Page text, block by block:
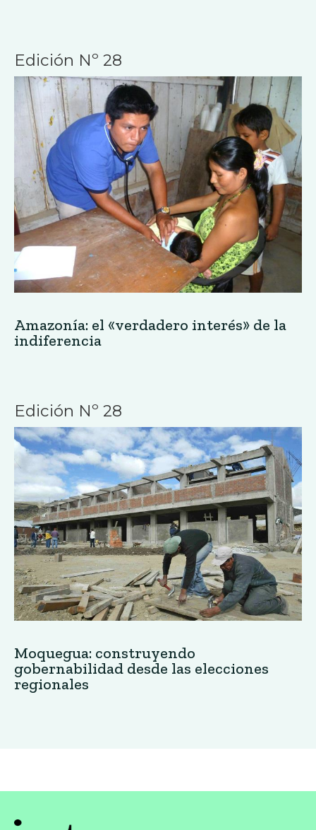
Edición Nº 28
Amazonía: el «verdadero interés» de la
indiferencia
Edición Nº 28
Moquegua: construyendo
gobernabilidad desde las elecciones
regionales